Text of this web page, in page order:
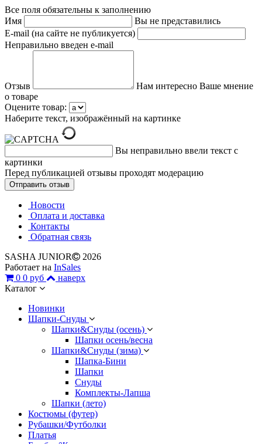
Все поля обязательны к заполнению
Имя
Вы не представились
E-mail (на сайте не публикуется)
Неправильно введен e-mail
Отзыв
Нам интересно Ваше мнение
о товаре
Оцените товар:
Наберите текст, изображённый на картинке
Вы неправильно ввели текст с
картинки
Перед публикацией отзывы проходят модерацию
Новости
Оплата и доставка
Контакты
Обратная связь
SASHA JUNIOR
2026
Работает на InSales
0 0 руб
наверх
Каталог
Новинки
Шапки-Снуды
Шапки&Cнуды (осень)
Шапки осень/весна
Шапки&Cнуды (зима)
Шапка-Бини
Шапки
Снуды
Комплекты-Лапша
Шапки (лето)
Костюмы (футер)
Рубашки/Футболки
Платья